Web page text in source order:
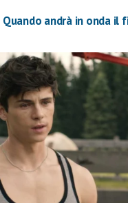
Quando andrà in onda il